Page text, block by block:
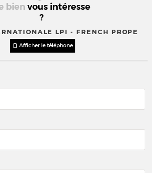
bien vous intéresse
?
LPI - FRENCH PROPE
Afficher le téléphone